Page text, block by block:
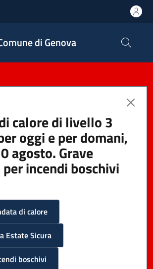
di Genova
calore di livello 3
oggi e per domani,
agosto. Grave
incendi boschivi
di calore
Estate Sicura
boschivi